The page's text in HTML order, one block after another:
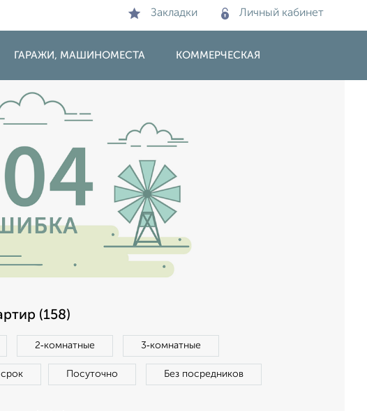
Закладки Личный кабинет
ГАРАЖИ, МАШИНОМЕСТА КОММЕРЧЕСКАЯ
(158)
2‑комнатные 3‑комнатные
Посуточно Без посредников